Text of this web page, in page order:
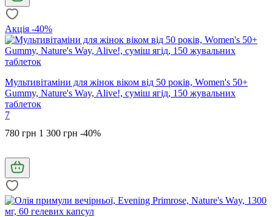
Акція -40%
Мультивітаміни для жінок віком від 50 років, Women's 50+
Gummy, Nature's Way, Alive!, суміш ягід, 150 жувальних
таблеток
7
780 грн 1 300 грн -40%